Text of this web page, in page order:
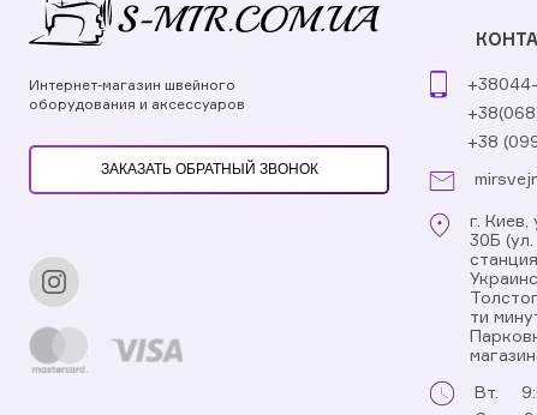
Интернет-магазин швейного
оборудования и аксессуаров
ЗАКАЗАТЬ ОБРАТНЫЙ ЗВОНОК
+38
г.
30Б
ти
Вт.